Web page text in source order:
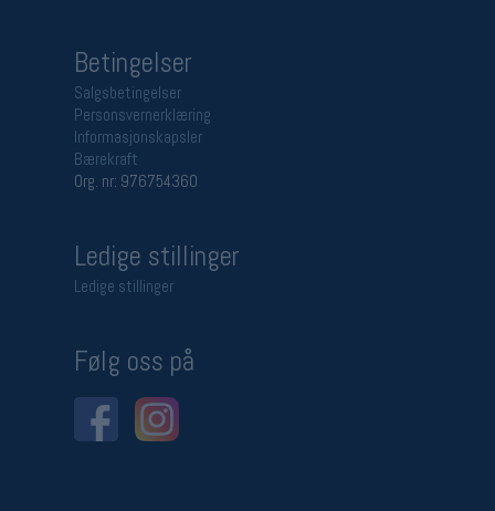
Betingelser
Salgsbetingelser
Personsvernerklæring
Informasjonskapsler
Bærekraft
Org. nr: 976754360
Ledige stillinger
Ledige stillinger
Følg oss på